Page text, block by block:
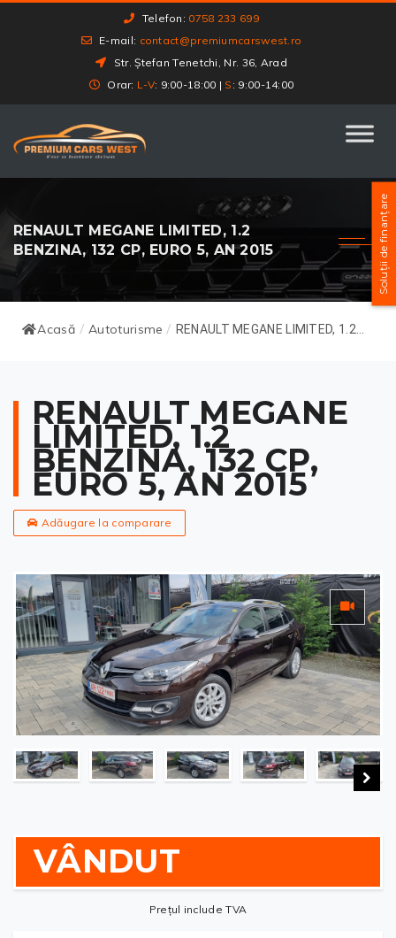
Telefon: 0758 233 699
E-mail: contact@premiumcarswest.ro
Str. Ștefan Tenetchi, Nr. 36, Arad
Orar: L-V: 9:00-18:00 | S : 9:00-14:00
RENAULT MEGANE LIMITED, 1.2
BENZINA, 132 CP, EURO 5, AN 2015
Acasă / Autoturisme / RENAULT MEGANE LIMITED, 1.2...
RENAULT MEGANE
LIMITED, 1.2
BENZINA, 132 CP,
EURO 5, AN 2015
Adăugare la comparare
VÂNDUT
Prețul include TVA
Soluții de finanțare